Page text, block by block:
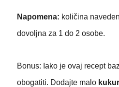
Napomena: količina
dovoljna za 1 do 2 osobe.
Bonus: Iako je ovaj recept
obogatiti. Dodajte malo